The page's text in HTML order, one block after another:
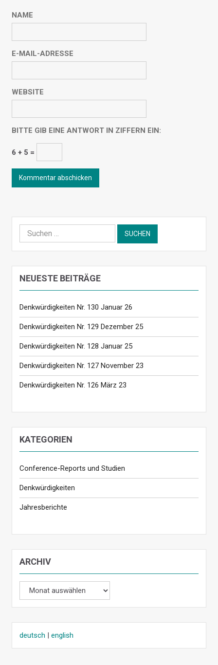
NAME
E-MAIL-ADRESSE
WEBSITE
BITTE GIB EINE ANTWORT IN ZIFFERN EIN:
6 + 5 =
Suchen
nach:
NEUESTE BEITRÄGE
Denkwürdigkeiten Nr. 130 Januar 26
Denkwürdigkeiten Nr. 129 Dezember 25
Denkwürdigkeiten Nr. 128 Januar 25
Denkwürdigkeiten Nr. 127 November 23
Denkwürdigkeiten Nr. 126 März 23
KATEGORIEN
Conference-Reports und Studien
Denkwürdigkeiten
Jahresberichte
ARCHIV
Archiv
deutsch | english